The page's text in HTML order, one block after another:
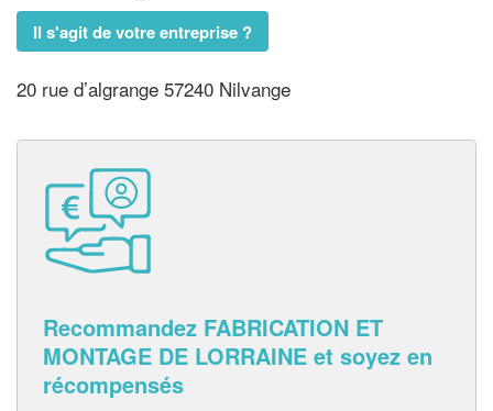
Il s'agit de votre entreprise ?
20 rue d’algrange 57240 Nilvange
Recommandez FABRICATION ET
MONTAGE DE LORRAINE et soyez en
récompensés